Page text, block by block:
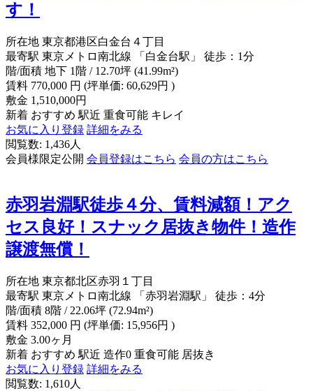
す！
所在地 東京都港区白金台４丁目
最寄駅 東京メトロ南北線 「白金台駅」 徒歩：1分
階/面積 地下 1階 / 12.70坪 (41.99m²)
賃料 770,000 円 (坪単価: 60,629円 )
敷金 1,510,000円
新着 おすすめ 駅近 重食可能 キレイ
お気に入り登録 詳細をみる
閲覧数: 1,436人
会員様限定公開 会員登録はこちら 会員の方はこちら
赤羽岩淵駅徒歩４分、賃料減額！アク
セス良好！スナック居抜き物件！造作
譲渡無償！
所在地 東京都北区赤羽１丁目
最寄駅 東京メトロ南北線 「赤羽岩淵駅」 徒歩：4分
階/面積 8階 / 22.06坪 (72.94m²)
賃料 352,000 円 (坪単価: 15,956円 )
敷金 3.00ヶ月
新着 おすすめ 駅近 造作0 重食可能 居抜き
お気に入り登録 詳細をみる
閲覧数: 1,610人